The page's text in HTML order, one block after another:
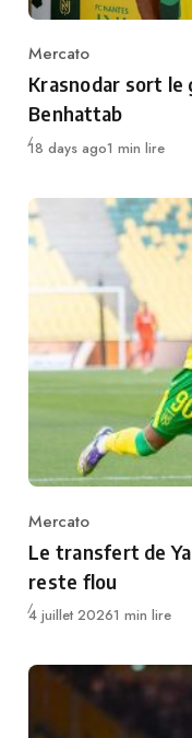
Category
Mercato
Krasnodar sort le
Benhattab
Publié
18 days ago1 min lire
Category
Mercato
Le transfert de
reste flou
Publié
4 juillet 20261 min lire